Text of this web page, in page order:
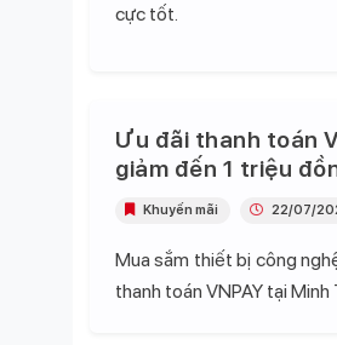
cực tốt.
Ưu đãi thanh toán
giảm đến 1 triệu
Mua sắm thiết bị công
thanh toán VNPAY tại
Khuyến mãi 22/07/